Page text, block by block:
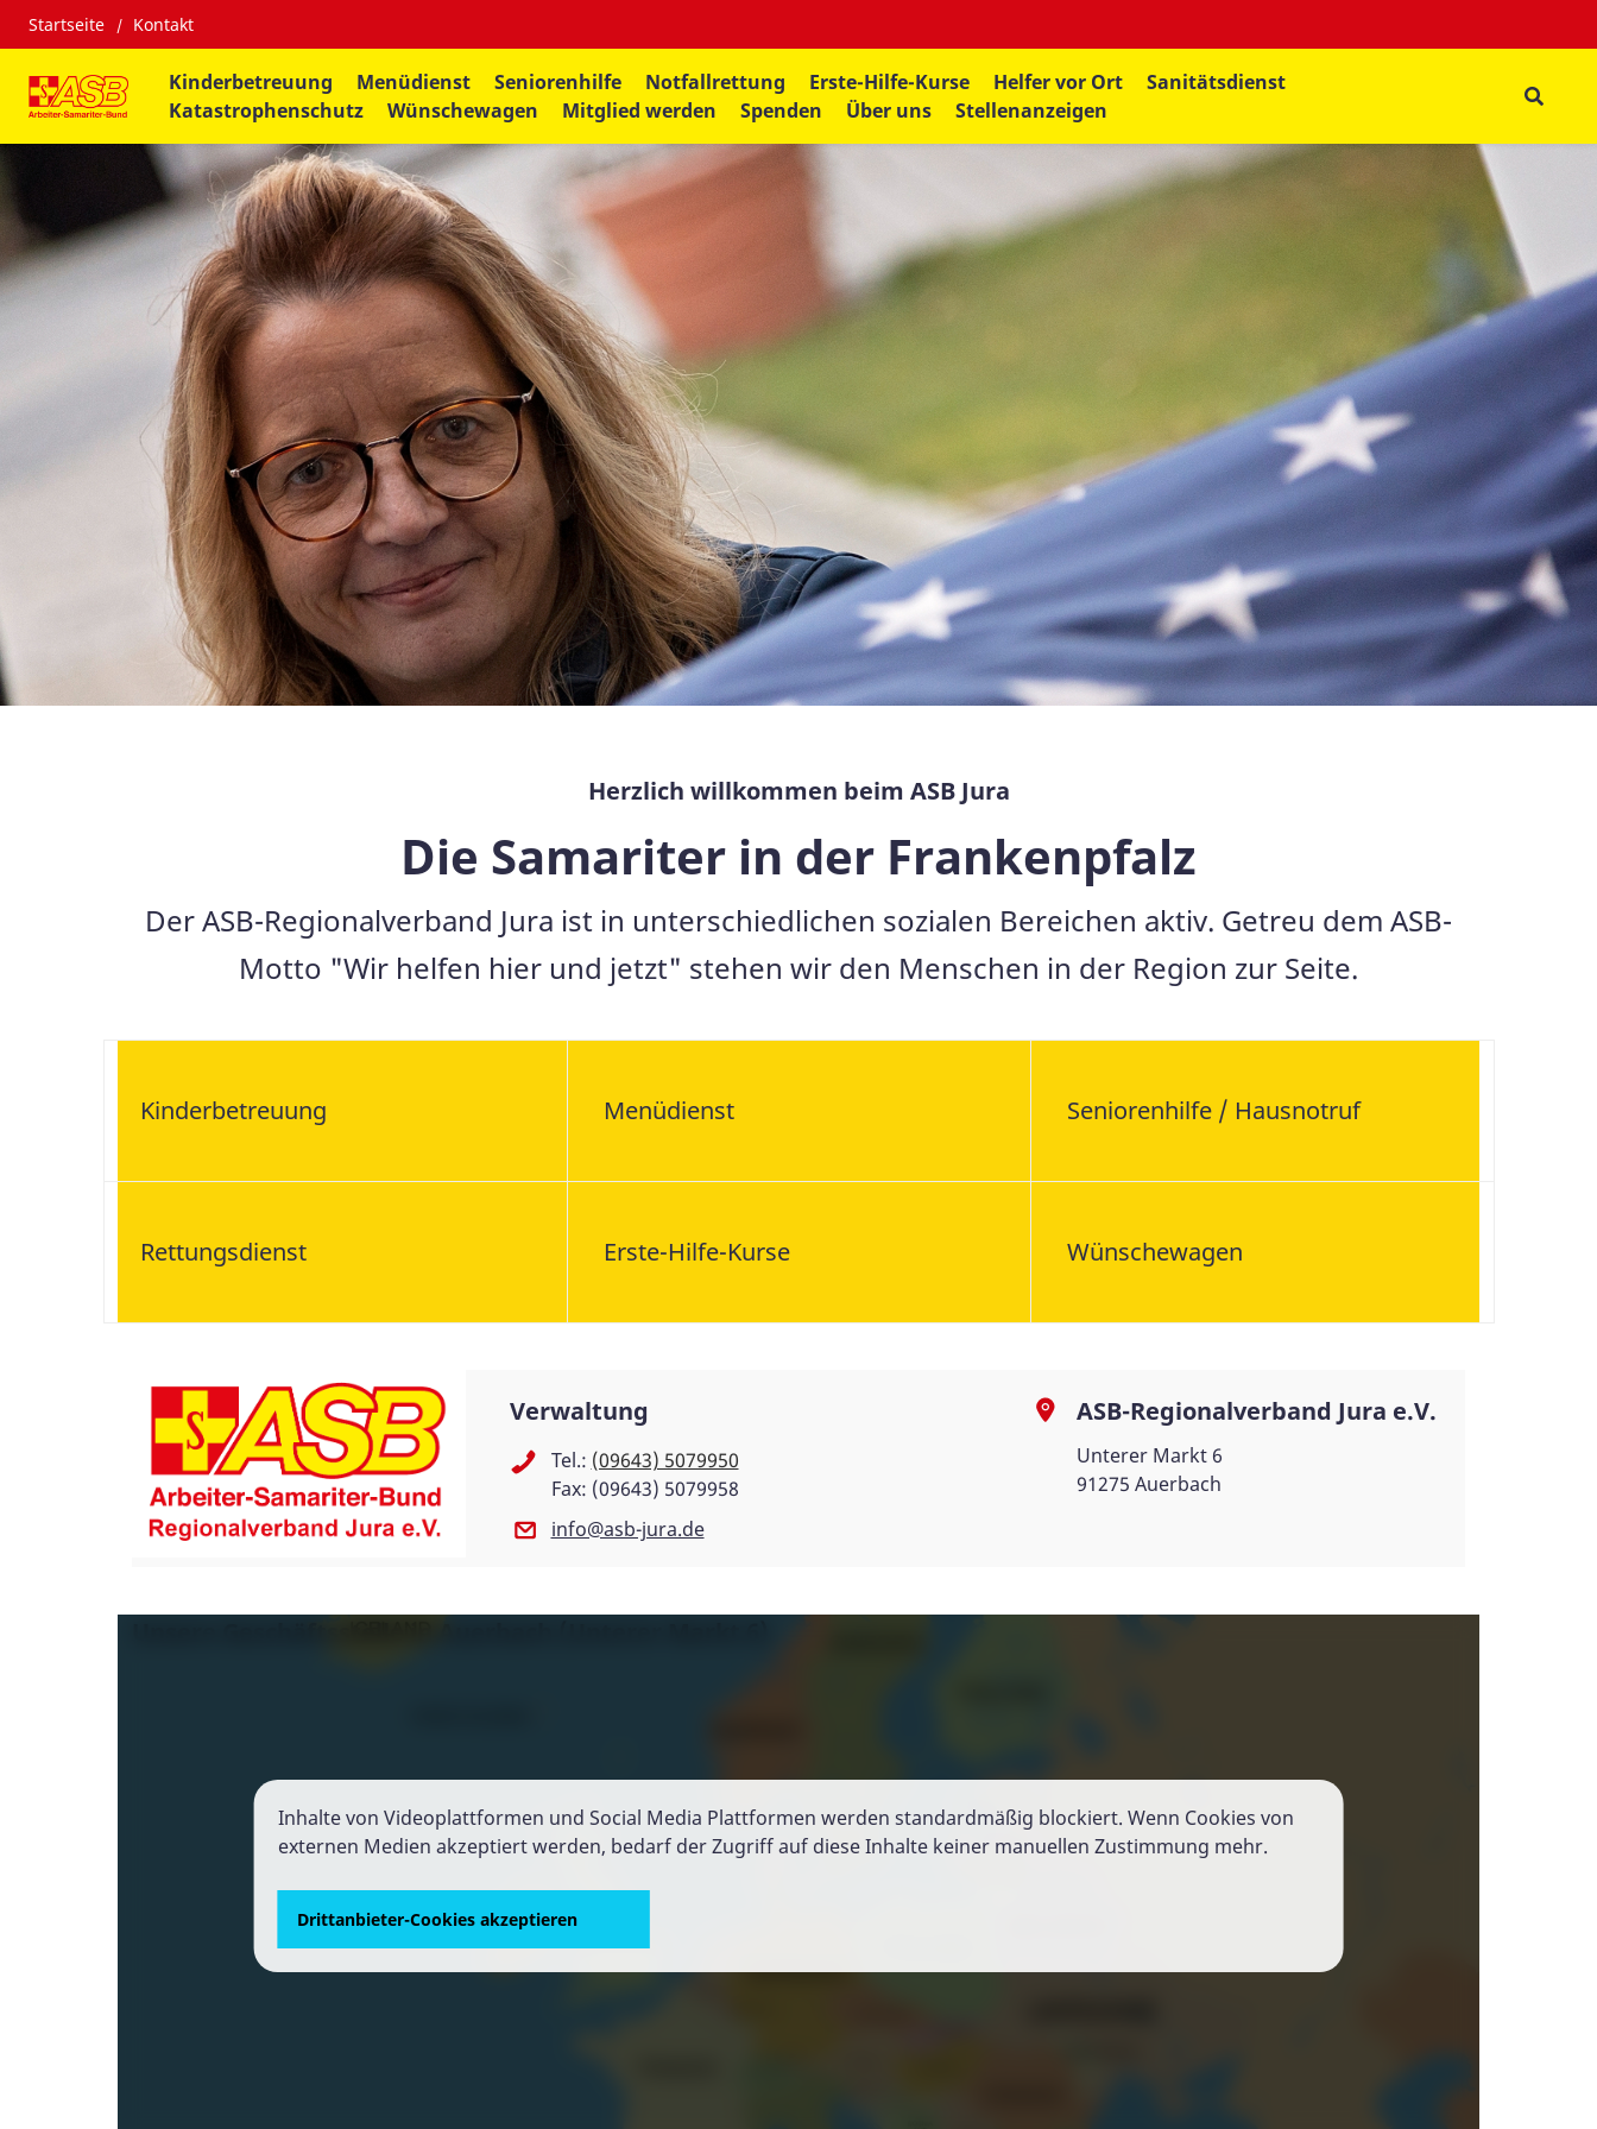
Startseite Kontakt
Kinderbetreuung Menüdienst Seniorenhilfe Notfallrettung Erste-Hilfe-Kurse Helfer vor Ort
Sanitätsdienst
Katastrophenschutz
Wünschewagen Mitglied werden Spenden Über uns Stellenanzeigen
Herzlich willkommen beim ASB Jura
Die Samariter in der Frankenpfalz
Der ASB-Regionalverband Jura ist in unterschiedlichen sozialen Bereichen aktiv. Getreu dem ASB-
Motto "Wir helfen hier und jetzt" stehen wir den Menschen in der Region zur Seite.
Kinderbetreuung Menüdienst Seniorenhilfe / Hausnotruf
Rettungsdienst Erste-Hilfe-Kurse Wünschewagen
Verwaltung
Tel.: (09643) 5079950
Fax: (09643) 5079958
info@asb-jura.de
ASB-Regionalverband Jura e.V.
Unterer Markt 6
91275 Auerbach
Inhalte von Videoplattformen und Social Media Plattformen werden standardmäßig blockiert. Wenn Cookies von
externen Medien akzeptiert werden, bedarf der Zugriff auf diese Inhalte keiner manuellen Zustimmung mehr.
Drittanbieter-Cookies akzeptieren